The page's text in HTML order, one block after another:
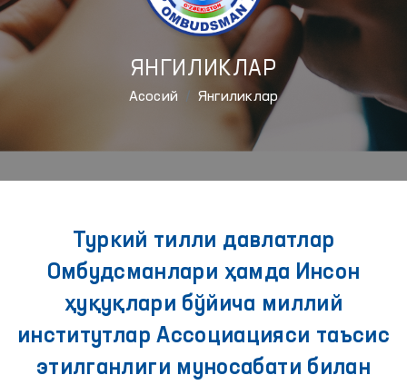
ЯНГИЛИКЛАР
Aсосий Янгиликлар
Туркий тилли давлатлар
Омбудсманлари ҳамда Инсон
ҳуқуқлари бўйича миллий
институтлар Ассоциацияси таъсис
этилганлиги муносабати билан